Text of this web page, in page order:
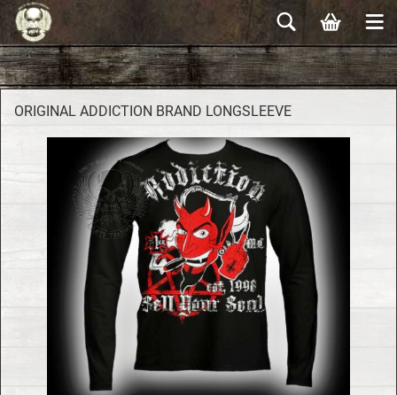
ORI­GI­NAL AD­DIC­TION BRAND LONGSLEE­VE